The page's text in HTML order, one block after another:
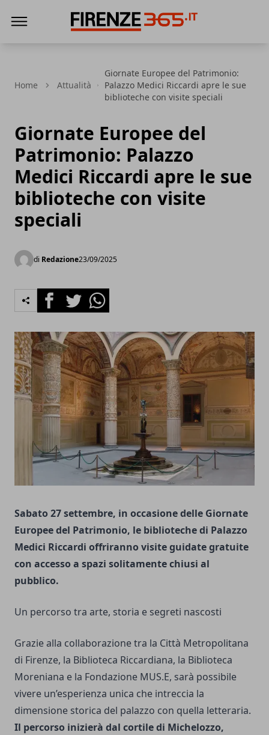
Home Attualità
Giornate Europee del Patrimonio:
Palazzo Medici Riccardi apre le sue
biblioteche con visite speciali
Giornate Europee del
Patrimonio: Palazzo
Medici Riccardi apre le sue
biblioteche con visite
speciali
di Redazione23/09/2025
FacebookTwitterWhatsapp
Sabato 27 settembre, in occasione delle Giornate
Europee del Patrimonio, le biblioteche di Palazzo
Medici Riccardi offriranno visite guidate gratuite
con accesso a spazi solitamente chiusi al
pubblico.
Un percorso tra arte, storia e segreti nascosti
Grazie alla collaborazione tra la Città Metropolitana
di Firenze, la Biblioteca Riccardiana, la Biblioteca
Moreniana e la Fondazione MUS.E, sarà possibile
vivere un’esperienza unica che intreccia la
dimensione storica del palazzo con quella letteraria.
Il percorso inizierà dal cortile di Michelozzo,